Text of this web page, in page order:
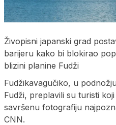
Živopisni japanski grad
barijeru kako bi blokirao
blizini planine Fudži
Fudžikavagučiko, u
Fudži, preplavili su turisti
savršenu fotografiju
CNN.